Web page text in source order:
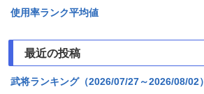
使用率ランク平均値
最近の投稿
武将ランキング（2026/07/27～2026/08/02）